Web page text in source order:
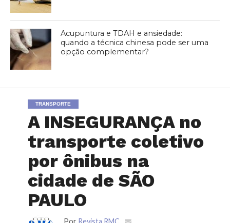
Acupuntura e TDAH e ansiedade:
quando a técnica chinesa pode ser uma
opção complementar?
TRANSPORTE
A INSEGURANÇA no
transporte coletivo
por ônibus na
cidade de SÃO
PAULO
Por Revista RMC